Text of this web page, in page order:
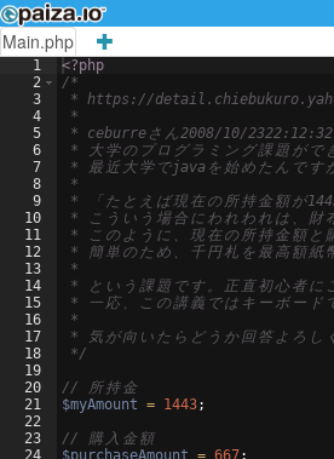
Main.php
1
2
3
4
5
6
7
8
9
10
11
12
13
14
15
16
17
18
19
20
21
22
23
<?php
/*
* https://
*
* ceburre さ ん2008/10/2322:12:32
*
大 学 の プ ロ グ ラ ミ ン グ 課 題 が で
*
最 近 大 学 で java を 始 め た ん で す
*
*
「 た と え ば現 在 の 所 持 金 額 が
*
こ う い う 場 合 に わ れ わ れ は 、 財
*
こ の よ う に 、 現 在 の 所 持 金 額 と
*
簡 単 の た め 、 千 円 札 を 最 高 額紙
*
*
と い う 課 題 で す 。 正 直 初心 者 に
*
一 応 、 こ の講義 で は キ ー ボ ー ド
*
*
気 が 向 い た ら ど う か 回 答 よ ろ し
*/
//
所 持 金
$myAmount = 1443;
//
購 入 金 額